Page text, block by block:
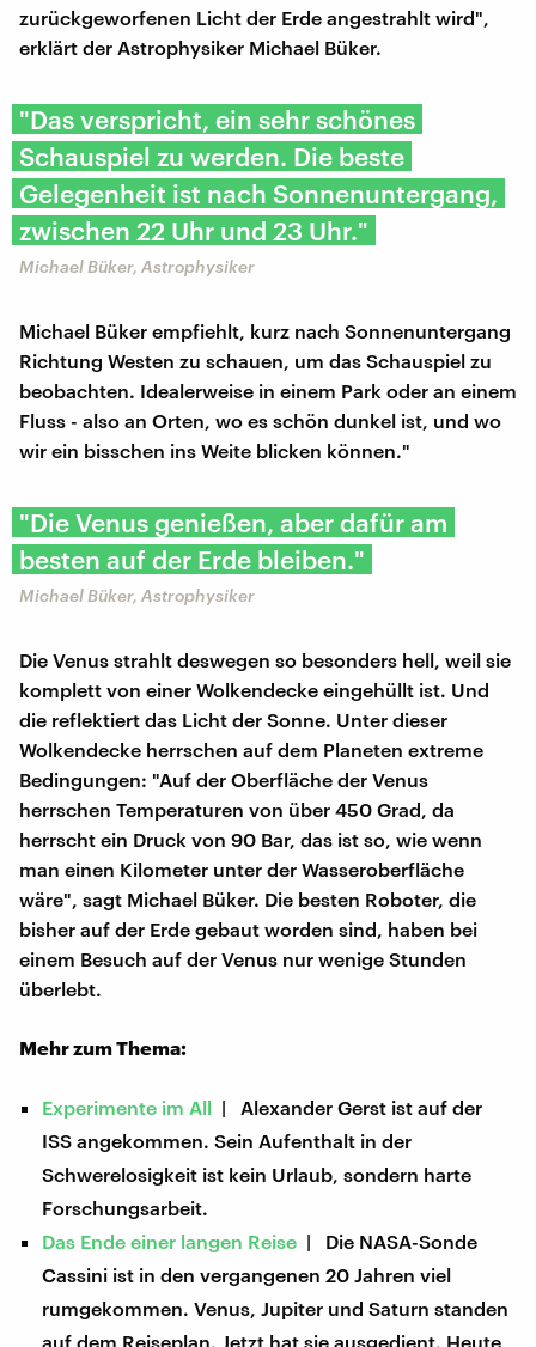
zurückgeworfenen Licht der Erde angestrahlt wird",
erklärt der Astrophysiker Michael Büker.
"Das verspricht, ein sehr schönes
Schauspiel zu werden. Die beste
Gelegenheit ist nach Sonnenuntergang,
zwischen 22 Uhr und 23 Uhr."
Michael Büker, Astrophysiker
Michael Büker empfiehlt, kurz nach Sonnenuntergang
Richtung Westen zu schauen, um das Schauspiel zu
beobachten. Idealerweise in einem Park oder an einem
Fluss - also an Orten, wo es schön dunkel ist, und wo
wir ein bisschen ins Weite blicken können."
"Die Venus genießen, aber dafür am
besten auf der Erde bleiben."
Michael Büker, Astrophysiker
Die Venus strahlt deswegen so besonders hell, weil sie
komplett von einer Wolkendecke eingehüllt ist. Und
die reflektiert das Licht der Sonne. Unter dieser
Wolkendecke herrschen auf dem Planeten extreme
Bedingungen: "Auf der Oberfläche der Venus
herrschen Temperaturen von über 450 Grad, da
herrscht ein Druck von 90 Bar, das ist so, wie wenn
man einen Kilometer unter der Wasseroberfläche
wäre", sagt Michael Büker. Die besten Roboter, die
bisher auf der Erde gebaut worden sind, haben bei
einem Besuch auf der Venus nur wenige Stunden
überlebt.
Mehr zum Thema:
Experimente im All | Alexander Gerst ist auf der
ISS angekommen. Sein Aufenthalt in der
Schwerelosigkeit ist kein Urlaub, sondern harte
Forschungsarbeit.
Das Ende einer langen Reise | Die NASA-Sonde
Cassini ist in den vergangenen 20 Jahren viel
rumgekommen. Venus, Jupiter und Saturn standen
auf dem Reiseplan. Jetzt hat sie ausgedient. Heute